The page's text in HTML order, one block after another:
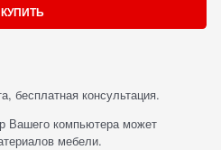
КУПИТЬ
бесплатная консультация.
Вашего компьютера может
мебели.